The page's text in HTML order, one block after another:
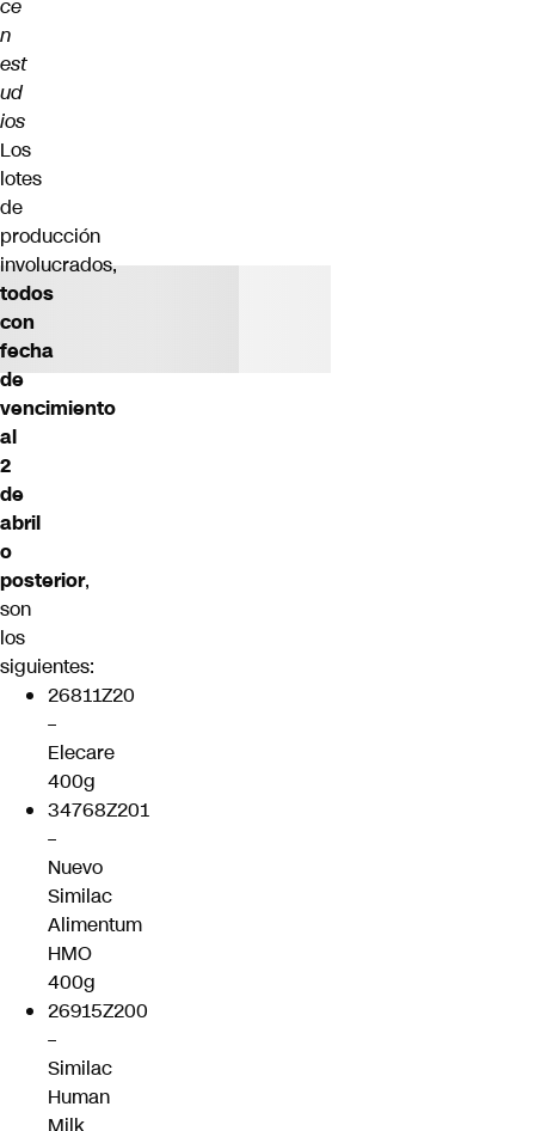
ce
n
est
ud
ios
Los
lotes
de
producción
involucrados,
todos
con
fecha
de
vencimiento
al
2
de
abril
o
posterior,
son
los
siguientes:
26811Z20
–
Elecare
400g
34768Z201
–
Nuevo
Similac
Alimentum
HMO
400g
26915Z200
–
Similac
Human
Milk